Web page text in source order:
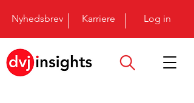
Nyhedsbrev Karriere Log in